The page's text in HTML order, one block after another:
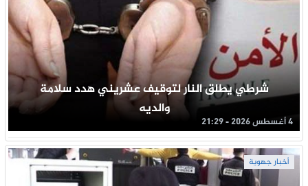
شرطي يطلق النار لتوقيف عشريني هدد سلامة
والديه
4 أغسطس 2026 - 21:29
أخبار جهوية